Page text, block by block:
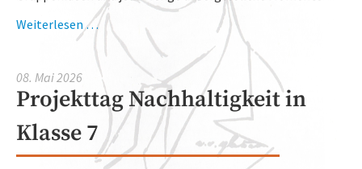
Weiterlesen …Mottowoche
Klasse
10
–
Schule
einmal
ganz
08. Mai 2026
Projekttag Nachhaltigkeit in
Klasse 7